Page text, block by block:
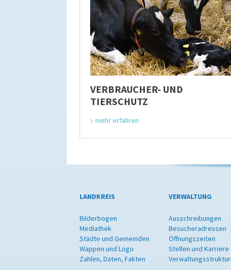
VERBRAUCHER- UND
TIERSCHUTZ
mehr erfahren
LANDKREIS
Bilderbogen
Mediathek
Städte und Gemeinden
Wappen und Logo
Zahlen, Daten, Fakten
VERWALTUNG
Ausschreibungen
Besucheradressen
Öffnungszeiten
Stellen und Karriere
Verwaltungsstruktur